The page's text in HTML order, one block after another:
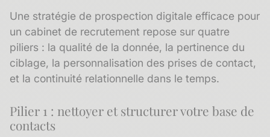
Une stratégie de prospection digitale efficace pour
un cabinet de recrutement repose sur quatre
piliers : la qualité de la donnée, la pertinence du
ciblage, la personnalisation des prises de contact,
et la continuité relationnelle dans le temps.
Pilier 1 : nettoyer et structurer votre base de
contacts